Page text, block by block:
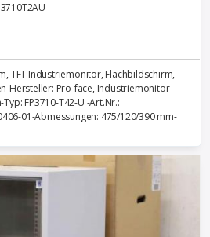
TFT Industriemonitor, Flachbildschirm,
Hersteller: Pro-face, Industriemonitor
FP3710-T42-U -Art.Nr.:
01-Abmessungen: 475/120/390 mm-